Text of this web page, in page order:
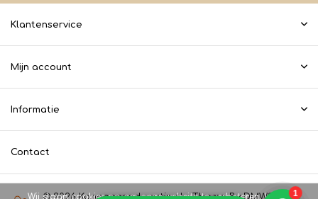
Klantenservice
Mijn account
Informatie
Contact
Wij slaan cookies op om onze website te verbeteren. Is dat